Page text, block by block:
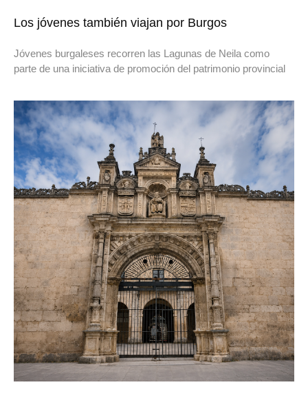
Los jóvenes también viajan por Burgos
Jóvenes burgaleses recorren las Lagunas de Neila como
parte de una iniciativa de promoción del patrimonio provincial